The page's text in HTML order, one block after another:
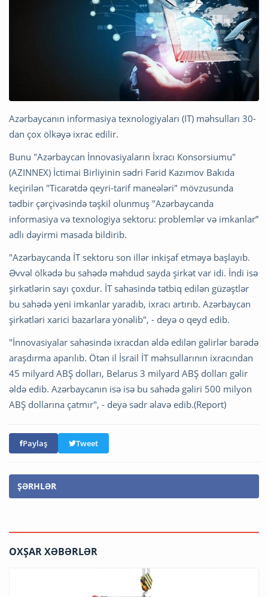
Azərbaycanın informasiya texnologiyaları (IT) məhsulları 30-
dan çox ölkəyə ixrac edilir.
Bunu "Azərbaycan İnnovasiyaların İxracı Konsorsiumu"
(AZINNEX) İctimai Birliyinin sədri Fərid Kazımov Bakıda
keçirilən "Ticarətdə qeyri-tarif maneələri" mövzusunda
tədbir çərçivəsində təşkil olunmuş "Azərbaycanda
informasiya və texnologiya sektoru: problemlər və imkanlar”
adlı dəyirmi masada bildirib.
"Azərbaycanda İT sektoru son illər inkişaf etməyə başlayıb.
Əvvəl ölkədə bu sahədə məhdud sayda şirkət var idi. İndi isə
şirkətlərin sayı çoxdur. İT sahəsində tətbiq edilən güzəştlər
bu sahədə yeni imkanlar yaradıb, ixracı artırıb. Azərbaycan
şirkətləri xarici bazarlara yönəlib", - deyə o qeyd edib.
"İnnovasiyalar sahəsində ixracdan əldə edilən gəlirlər barədə
araşdırma aparılıb. Ötən il İsrail İT məhsullarının ixracından
45 milyard ABŞ dolları, Belarus 3 milyard ABŞ dolları gəlir
əldə edib. Azərbaycanın isə isə bu sahədə gəliri 500 milyon
ABŞ dollarına çatmır", - deyə sədr əlavə edib.(Report)
Paylaş Tweet
ŞƏRHLƏR
OXŞAR XƏBƏRLƏR